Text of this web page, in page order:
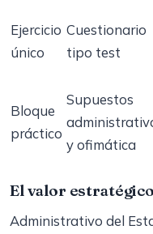
Ejercicio
único
Cuestionario
tipo test
Bloque
práctico
Supuestos
y ofimática
El valor
Administrativo del